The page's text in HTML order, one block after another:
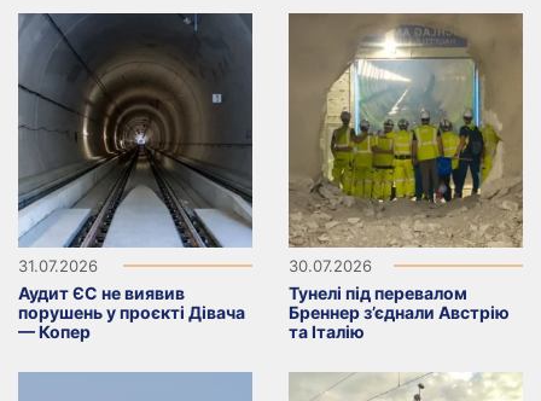
31.07.2026
Аудит ЄС не виявив
порушень у проєкті Дівача
— Копер
30.07.2026
Тунелі під перевалом
Бреннер з’єднали Австрію
та Італію